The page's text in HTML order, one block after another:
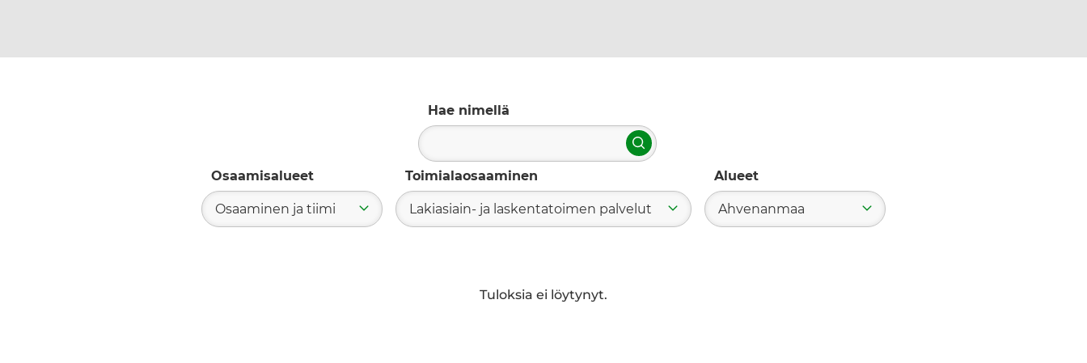
Hae nimellä
Hae
Osaamisalueet
Osaaminen ja tiimi
Toimialaosaaminen
Lakiasiain- ja laskentatoimen palvelut
Alueet
Ahvenanmaa
Tuloksia ei löytynyt.